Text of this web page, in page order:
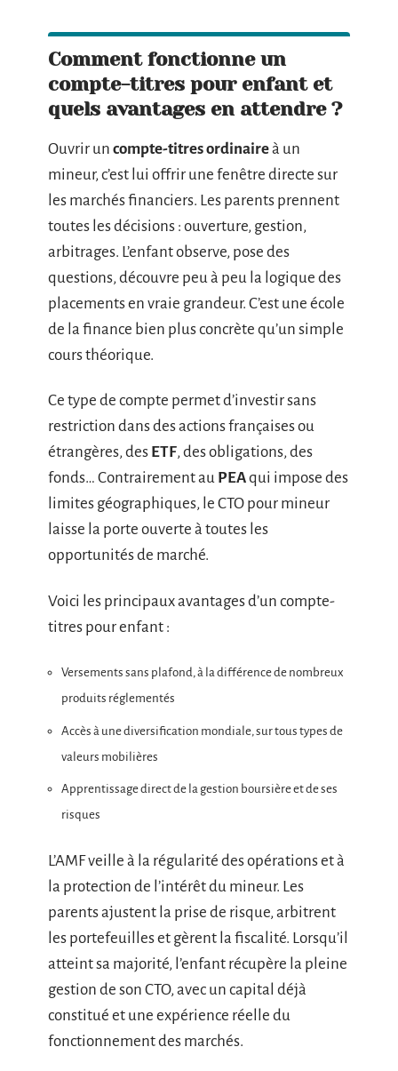
Comment fonctionne un
compte-titres pour enfant et
quels avantages en attendre ?
Ouvrir un compte-titres ordinaireà un
mineur, c’est lui offrir une fenêtre directe sur
les marchés financiers. Les parents prennent
toutes les décisions : ouverture, gestion,
arbitrages. L’enfant observe, pose des
questions, découvre peu à peu la logique des
placements en vraie grandeur. C’est une école
de la finance bien plus concrète qu’un simple
cours théorique.
Ce type de compte permet d’investir sans
restriction dans des actions françaises ou
étrangères, des ETF, des obligations, des
fonds… Contrairement au PEAqui impose des
limites géographiques, le CTO pour mineur
laisse la porte ouverte à toutes les
opportunités de marché.
Voici les principaux avantages d’un compte-
titres pour enfant :
Versements sans plafond, à la différence de nombreux
produits réglementés
Accès à une diversification mondiale, sur tous types de
valeurs mobilières
Apprentissage direct de la gestion boursière et de ses
risques
L’AMF veille à la régularité des opérations et à
la protection de l’intérêt du mineur. Les
parents ajustent la prise de risque, arbitrent
les portefeuilles et gèrent la fiscalité. Lorsqu’il
atteint sa majorité, l’enfant récupère la pleine
gestion de son CTO, avec un capital déjà
constitué et une expérience réelle du
fonctionnement des marchés.